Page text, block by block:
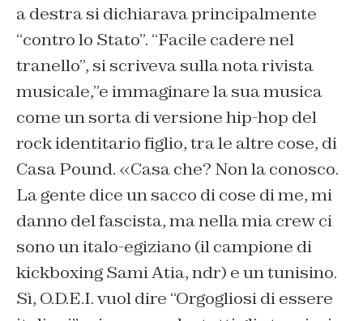
a destra si dichiarava principalmente
“contro lo Stato”. “Facile cadere nel
tranello”, si scriveva sulla nota rivista
musicale,”e immaginare la sua musica
come un sorta di versione hip-hop del
rock identitario figlio, tra le altre cose, di
Casa Pound. «Casa che? Non la conosco.
La gente dice un sacco di cose di me, mi
danno del fascista, ma nella mia crew ci
sono un italo-egiziano (il campione di
kickboxing Sami Atia, ndr) e un tunisino.
Sì, O.D.E.I. vuol dire “Orgogliosi di essere